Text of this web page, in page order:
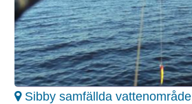
Sibby samfällda vattenområde